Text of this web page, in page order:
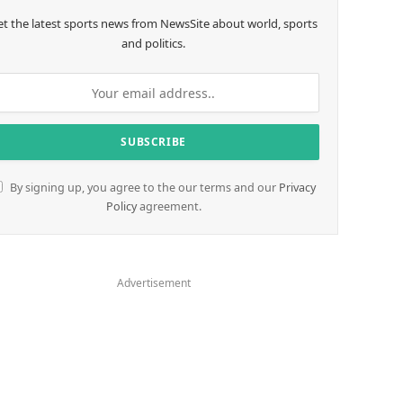
the latest sports news from NewsSite about world, sports
and politics.
By signing up, you agree to the our terms and our Privacy
Policyagreement.
Advertisement